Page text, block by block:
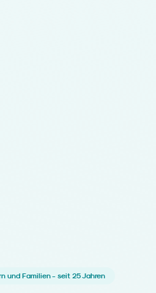
und Familien - seit 25 Jahren